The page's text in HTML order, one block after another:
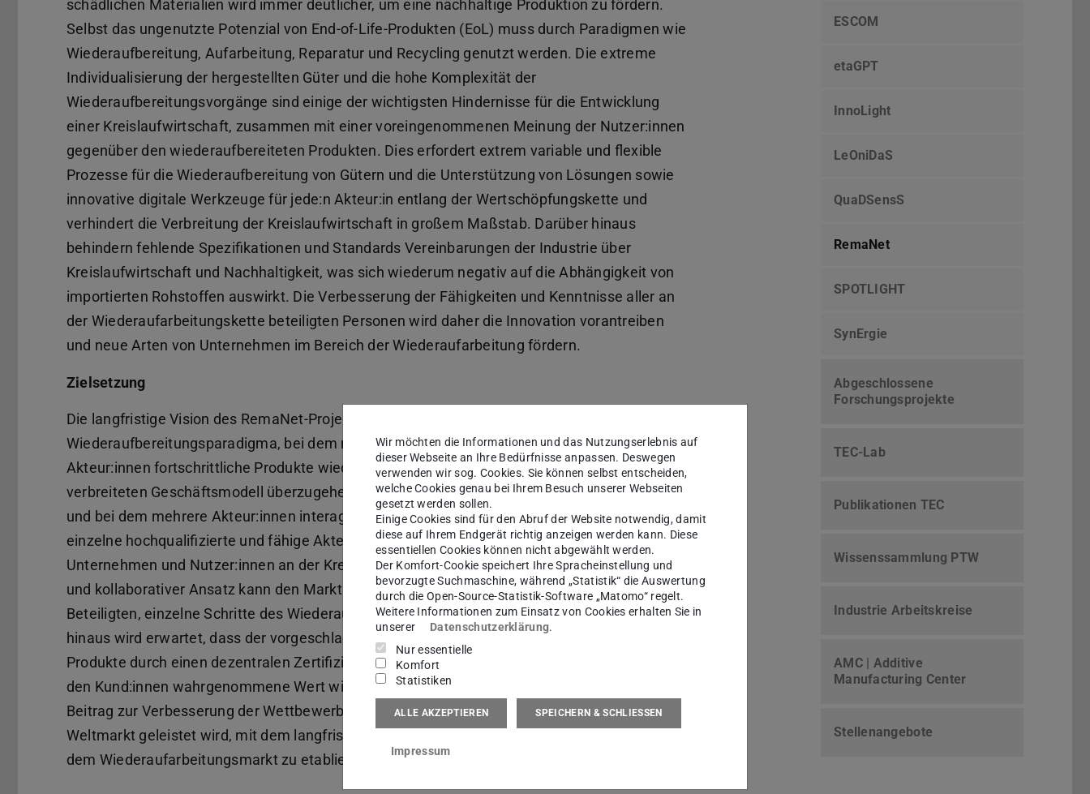
schädlichen Materialien wird immer deutlicher, um eine nachhaltige Produktion zu fördern.
Selbst das ungenutzte Potenzial von End-of-Life-Produkten (EoL) muss durch Paradigmen wie
Wiederaufbereitung, Aufarbeitung, Reparatur und Recycling genutzt werden. Die extreme
Individualisierung der hergestellten Güter und die hohe Komplexität der
Wiederaufbereitungsvorgänge sind einige der wichtigsten Hindernisse für die Entwicklung
einer Kreislaufwirtschaft, zusammen mit einer voreingenommenen Meinung der Nutzer:innen
gegenüber den wiederaufbereiteten Produkten. Dies erfordert extrem variable und flexible
Prozesse für die Wiederaufbereitung von Gütern und die Unterstützung von Lösungen sowie
innovative digitale Werkzeuge für jede:n Akteur:in entlang der Wertschöpfungskette und
verhindert die Verbreitung der Kreislaufwirtschaft in großem Maßstab. Darüber hinaus
behindern fehlende Spezifikationen und Standards Vereinbarungen der Industrie über
Kreislaufwirtschaft und Nachhaltigkeit, was sich wiederum negativ auf die Abhängigkeit von
importierten Rohstoffen auswirkt. Die Verbesserung der Fähigkeiten und Kenntnisse aller an
der Wiederaufarbeitungskette beteiligten Personen wird daher die Innovation vorantreiben
und neue Arten von Unternehmen im Bereich der Wiederaufarbeitung fördern.
Zielsetzung
Die langfristige Vision des RemaNet-Projekts besteht darin, vom derzeitigen starren
Wiederaufbereitungsparadigma, bei dem nur einige wenige hochqualifizierte und fähige
Akteur:innen fortschrittliche Produkte wiederaufbereiten können, zu einem verteilten und weit
verbreiteten Geschäftsmodell überzugehen, das durch digitale Werkzeuge ermöglicht wird
und bei dem mehrere Akteur:innen interagieren können, um die gleichen Fähigkeiten wie
einzelne hochqualifizierte und fähige Akteur:innen zu erlangen. Dadurch können mehr
Unternehmen und Nutzer:innen an der Kreislaufwirtschaft teilhaben. Ein solcher dezentraler
und kollaborativer Ansatz kann den Markt für KMU vergrößern, d. h. er ermöglicht es den
Beteiligten, einzelne Schritte des Wiederaufbereitungsprozesses durchzuführen. Darüber
hinaus wird erwartet, dass der vorgeschlagene Ansatz den Markt für wiederaufgearbeitete
Produkte durch einen dezentralen Zertifizierungsansatz vergrößern wird, wodurch der von
den Kund:innen wahrgenommene Wert wiederaufgearbeiteter Waren steigt und somit ein
Beitrag zur Verbesserung der Wettbewerbsfähigkeit europäischer Unternehmen auf dem
Weltmarkt geleistet wird, mit dem langfristigen Ziel, eine europäische Führungsposition auf
dem Wiederaufarbeitungsmarkt zu etablieren.
ESCOM
etaGPT
InnoLight
LeOniDaS
QuaDSensS
RemaNet
SPOTLIGHT
SynErgie
Abgeschlossene
Forschungsprojekte
TEC-Lab
Publikationen TEC
Wissenssammlung PTW
Industrie Arbeitskreise
AMC | Additive
Manufacturing Center
Stellenangebote
Wir möchten die Informationen und das Nutzungserlebnis auf
dieser Webseite an Ihre Bedürfnisse anpassen. Deswegen
verwenden wir sog. Cookies. Sie können selbst entscheiden,
welche Cookies genau bei Ihrem Besuch unserer Webseiten
gesetzt werden sollen.
Einige Cookies sind für den Abruf der Website notwendig, damit
diese auf Ihrem Endgerät richtig anzeigen werden kann. Diese
essentiellen Cookies können nicht abgewählt werden.
Der Komfort-Cookie speichert Ihre Spracheinstellung und
bevorzugte Suchmaschine, während „Statistik“ die Auswertung
durch die Open-Source-Statistik-Software „Matomo“ regelt.
Weitere Informationen zum Einsatz von Cookies erhalten Sie in
unserer
Datenschutzerklärung.
Nur essentielle
Komfort
Statistiken
ALLE AKZEPTIEREN SPEICHERN & SCHLIESSEN
Impressum